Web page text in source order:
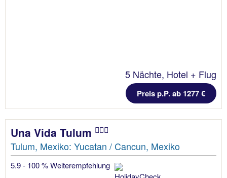
5 Nächte, Hotel + Flug
Preis p.P. ab 1277 €
Una Vida Tulum
Tulum, Mexiko: Yucatan / Cancun, Mexiko
5.9 - 100 % Weiterempfehlung